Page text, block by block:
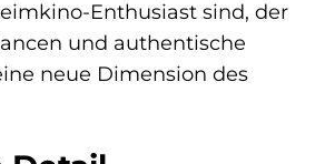
Enthusiast sind, der
und authentische
neue Dimension des